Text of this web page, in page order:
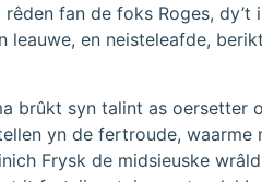
fan de foks Roges,
leauwe, en neisteleafde,
brûkt syn talint as oersetter
yn de fertroude, waarme
Frysk de midsieuske